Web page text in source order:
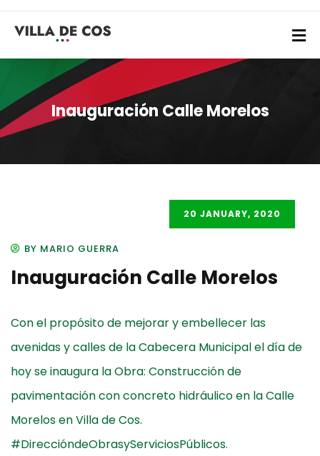
Inauguración Calle Morelos
20 JANUARY, 2020
BY MARIO GUERRA
Inauguración Calle Morelos
Con el propósito de mejorar y embellecer las
avenidas y calles de la Cabecera Municipal el día de
hoy se inaugura la Obra: Construcción de
pavimentación con concreto hidráulico en la Calle
Morelos en Villa de Cos.
#DireccióndeObrasyServiciosPúblicos.